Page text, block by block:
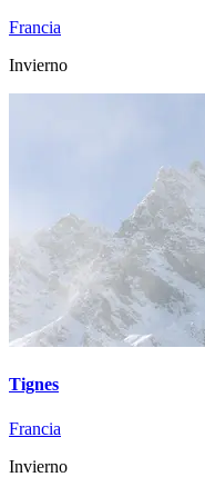
Francia
Invierno
Tignes
Francia
Invierno